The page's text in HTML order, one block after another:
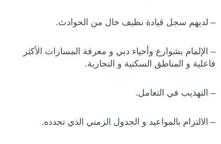
– لديهم سجل قيادة نظيف خال من الحوادث.
– الإلمام بشوارع وأحياء دبي و معرفة المسارات الأكثر
فاعلية و المناطق السكنية و التجارية.
– التهذيب في التعامل.
– الالتزام بالمواعيد و الجدول الزمني الذي تحدده.